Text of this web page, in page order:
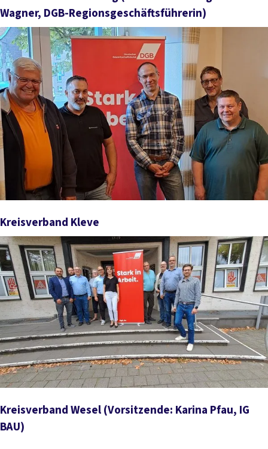
Wagner, DGB-Regionsgeschäftsführerin)
Kreisverband Kleve
Kreisverband Wesel(Vorsitzende: Karina Pfau, IG
BAU)